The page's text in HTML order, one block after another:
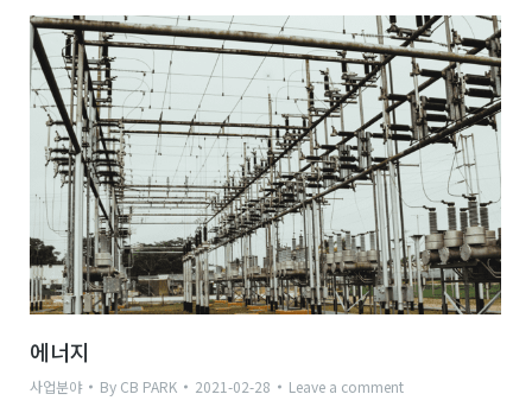
에너지
사업분야 By CB PARK 2021-02-28 Leave a comment